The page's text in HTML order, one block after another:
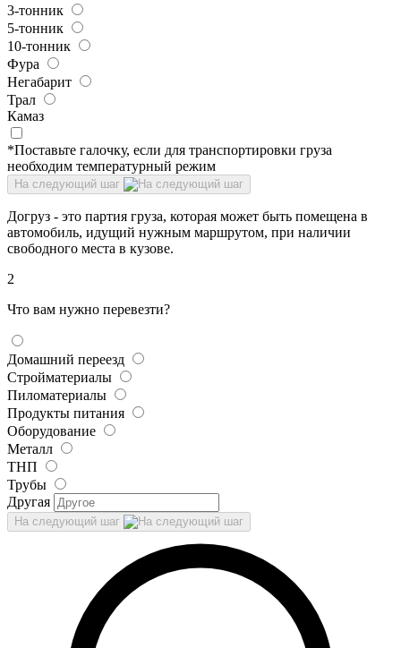
3-тонник
5-тонник
10-тонник
Фура
Негабарит
Трал
Камаз
*Поставьте галочку, если для транспортировки груза
необходим температурный режим
На следующий шаг
Догруз - это партия груза, которая может быть помещена в
автомобиль, идущий нужным маршрутом, при наличии
свободного места в кузове.
2
Что вам нужно перевезти?
Домашний переезд
Стройматериалы
Пиломатериалы
Продукты питания
Оборудование
Металл
ТНП
Трубы
Другая
На следующий шаг